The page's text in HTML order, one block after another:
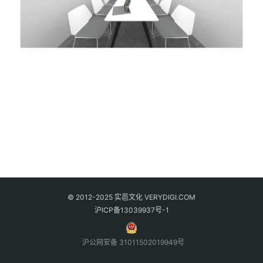
© 2012-2025 实邑文化 VERYDIGI.COM
沪ICP备13039937号-1
沪公网安备 31011502019949号